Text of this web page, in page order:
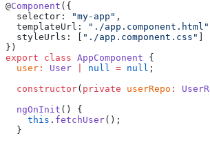
@Component ({
  selector:
"my-app" ,
  templateUrl:
"./app.component.html"
  styleUrls: [
"./app.component.css"
})
export class AppComponent {
  user
: User null = null ;
  constructor
( private userRepo :
  ngOnInit
() {
    this
. fetchUser();
  }